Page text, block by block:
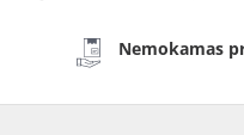
Nemokamas